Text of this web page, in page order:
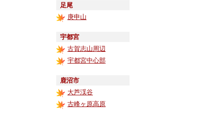
足尾
庚申山
宇都宮
古賀志山周辺
宇都宮中心部
鹿沼市
大芦渓谷
古峰ヶ原高原